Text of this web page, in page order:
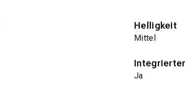
Helligkeit
Mittel
Ja